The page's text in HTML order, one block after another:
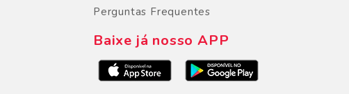
Perguntas Frequentes
Baixe já nosso APP